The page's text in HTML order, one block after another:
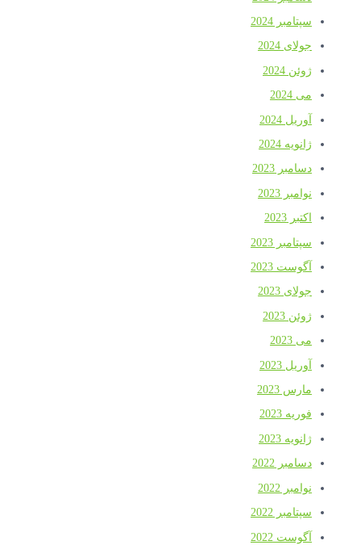
سپتامبر 2024
جولای 2024
ژوئن 2024
می 2024
آوریل 2024
ژانویه 2024
دسامبر 2023
نوامبر 2023
اکتبر 2023
سپتامبر 2023
آگوست 2023
جولای 2023
ژوئن 2023
می 2023
آوریل 2023
مارس 2023
فوریه 2023
ژانویه 2023
دسامبر 2022
نوامبر 2022
سپتامبر 2022
آگوست 2022